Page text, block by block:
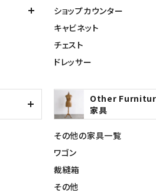
ショップカウンター
キャビネット
チェスト
ドレッサー
Other
家具
その他の家具一覧
ワゴン
裁縫箱
その他